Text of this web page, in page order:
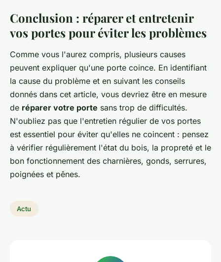
Conclusion : réparer et entretenir
vos portes pour éviter les problèmes
Comme vous l'aurez compris, plusieurs causes
peuvent expliquer qu'une porte coince. En identifiant
la cause du problème et en suivant les conseils
donnés dans cet article, vous devriez être en mesure
de réparer votre porte sans trop de difficultés.
N'oubliez pas que l'entretien régulier de vos portes
est essentiel pour éviter qu'elles ne coincent : pensez
à vérifier régulièrement l'état du bois, la propreté et le
bon fonctionnement des charnières, gonds, serrures,
poignées et pênes.
Actu